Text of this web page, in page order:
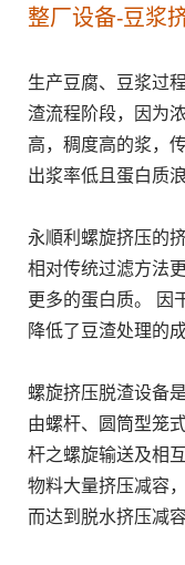
整厂设备-豆浆
生产豆腐、豆浆过
渣流程阶段，因为
高，稠度高的浆，
出浆率低且蛋白质
永順利螺旋挤压的
相对传统过滤方法
更多的蛋白质。 因
降低了豆渣处理的
螺旋挤压脱渣设备
由螺杆、圆筒型笼
杆之螺旋输送及相
物料大量挤压减容
而达到脱水挤压减